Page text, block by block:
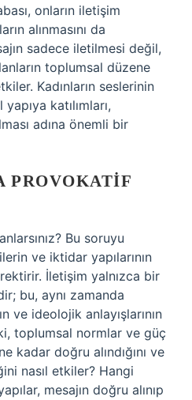
onların iletişim
alınmasını da
sadece iletilmesi değil,
toplumsal düzene
Kadınların seslerinin
katılımları,
adına önemli bir
PROVOKATIF
Bu soruyu
ve iktidar yapılarının
İletişim yalnızca bir
bu, aynı zamanda
ve ideolojik anlayışlarının
toplumsal normlar ve güç
kadar doğru alındığını ve
nasıl etkiler? Hangi
mesajın doğru alınıp